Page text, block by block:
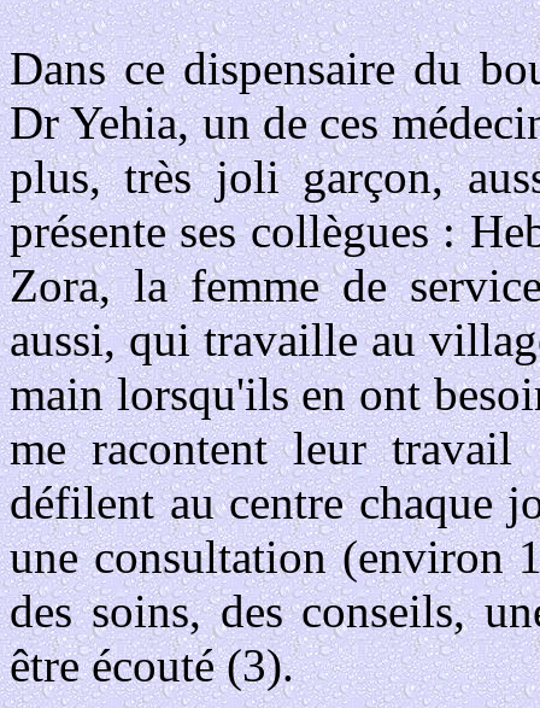
Dans ce dispensaire du
Dr Yehia, un de ces
plus, très joli garçon,
présente ses collègues :
Zora, la femme de
aussi, qui travaille au
main lorsqu'ils en ont
me racontent leur travail
défilent au centre chaque
une consultation (environ
des soins, des conseils,
être écouté (3).